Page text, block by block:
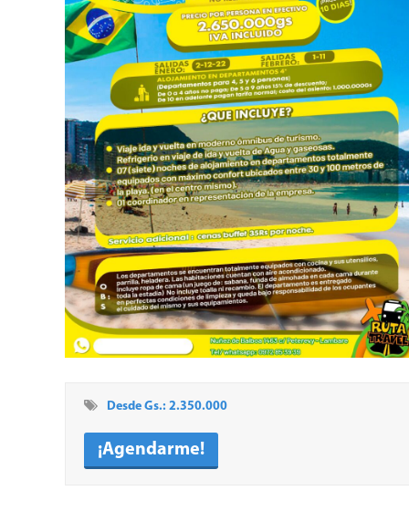
Desde Gs.: 2.350.000
¡Agendarme!